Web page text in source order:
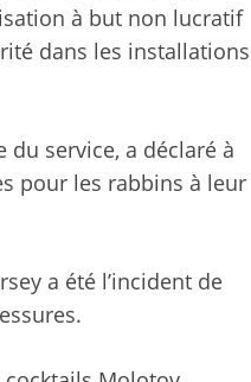
à but non lucratif
dans les installations
du service, a déclaré à
pour les rabbins à leur
a été l’incident de